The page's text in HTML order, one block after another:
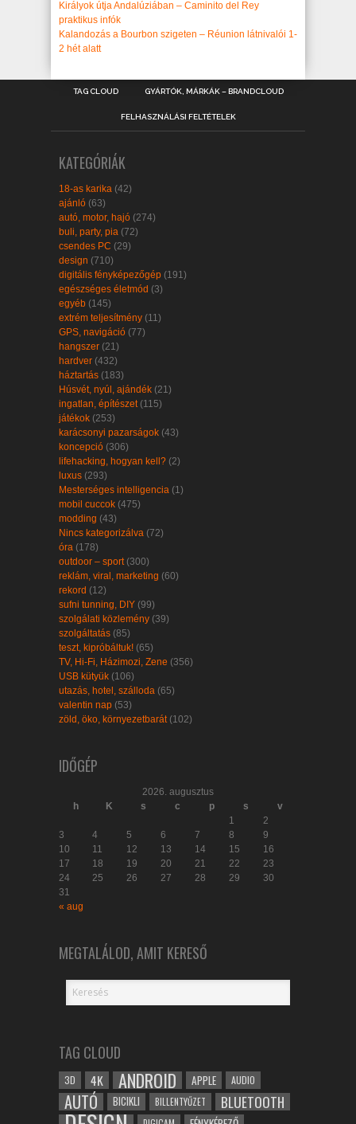
Királyok útja Andalúziában – Caminito del Rey
praktikus infók
Kalandozás a Bourbon szigeten – Réunion látnivalói 1-
2 hét alatt
TAG CLOUD GYÁRTÓK, MÁRKÁK – BRANDCLOUD
FELHASZNÁLÁSI FELTÉTELEK
KATEGÓRIÁK
18-as karika (42)
ajánló (63)
autó, motor, hajó (274)
buli, party, pia (72)
csendes PC (29)
design (710)
digitális fényképezőgép (191)
egészséges életmód (3)
egyéb (145)
extrém teljesítmény (11)
GPS, navigáció (77)
hangszer (21)
hardver (432)
háztartás (183)
Húsvét, nyúl, ajándék (21)
ingatlan, építészet(115)
játékok (253)
karácsonyi pazarságok (43)
koncepció (306)
lifehacking, hogyan kell? (2)
luxus (293)
Mesterséges intelligencia (1)
mobil cuccok (475)
modding (43)
Nincs kategorizálva (72)
óra (178)
outdoor – sport(300)
reklám, viral, marketing (60)
rekord (12)
sufni tunning, DIY (99)
szolgálati közlemény (39)
szolgáltatás (85)
teszt, kipróbáltuk! (65)
TV, Hi-Fi, Házimozi, Zene (356)
USB kütyük (106)
utazás, hotel, szálloda (65)
valentin nap (53)
zöld, öko, környezetbarát(102)
IDŐGÉP
2026. augusztus
h
K s c p s
v
1
2
3
4 5 6 7 8
9
10
11 12 13 14 15
16
17
18 19 20 21 22
23
24
25 26 27 28 29
30
31
« aug
MEGTALÁLOD, AMIT KERESŐ
TAG CLOUD
3D 4K ANDROID APPLE AUDIO
AUTÓ BICIKLI BILLENTYŰZET BLUETOOTH